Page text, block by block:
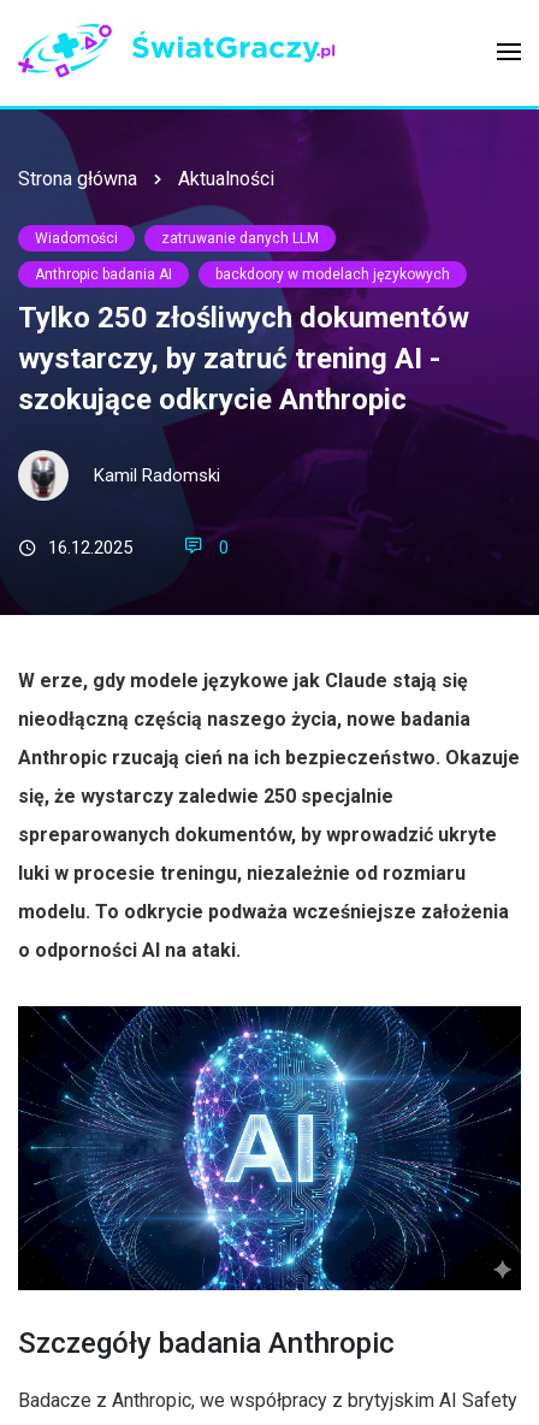
Strona główna Aktualności
Wiadomości zatruwanie danych LLM
Anthropic badania AI backdoory w modelach językowych
Tylko 250 złośliwych dokumentów
wystarczy, by zatruć trening AI -
szokujące odkrycie Anthropic
Kamil Radomski
16.12.2025 0
W erze, gdy modele językowe jak Claude stają się
nieodłączną częścią naszego życia, nowe badania
Anthropic rzucają cień na ich bezpieczeństwo. Okazuje
się, że wystarczy zaledwie 250 specjalnie
spreparowanych dokumentów, by wprowadzić ukryte
luki w procesie treningu, niezależnie od rozmiaru
modelu. To odkrycie podważa wcześniejsze założenia
o odporności AI na ataki.
Szczegóły badania Anthropic
Badacze z Anthropic, we współpracy z brytyjskim AI Safety